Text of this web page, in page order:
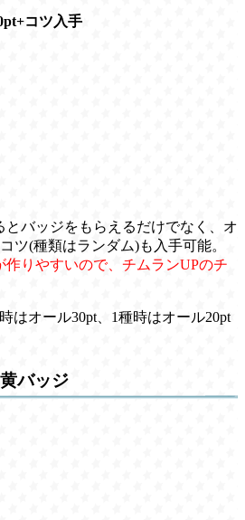
コツ入手
とバッジをもらえるだけでなく、オ
ツ(種類はランダム)も入手可能。
りやすいので、チムランUPのチ
はオール30pt、1種時はオール20pt
バッジ